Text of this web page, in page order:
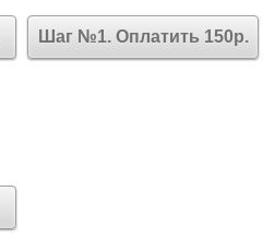
Шаг №1. Оплатить 150р.